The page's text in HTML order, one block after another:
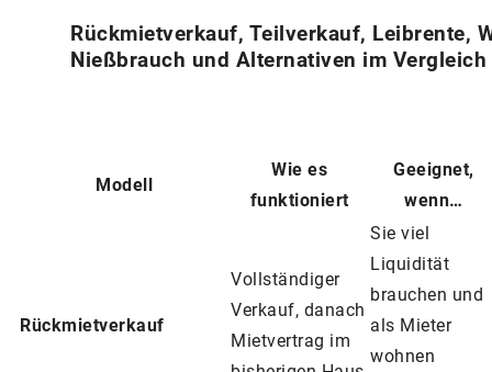
Rückmietverkauf, Teilverkauf, Leibrente,
Nießbrauch und Alternativen im Vergleich
Modell
Wie es
funktioniert
Geeignet,
wenn…
Rückmietverkauf
Vollständiger
Verkauf, danach
Mietvertrag im
Sie viel
Liquidität
brauchen und
als Mieter
wohnen